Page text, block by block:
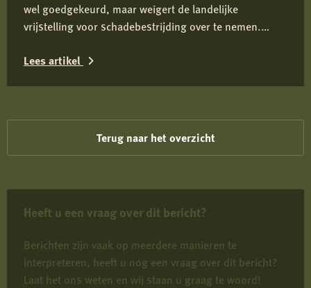
Heeft u een vraag over dit bericht?
Berichten zijn vaak op meerdere manieren te
interpreteren, heeft u nog een vraag over dit bericht?
Laat het ons weten en wij staan u graag te woord!
wel goedgekeurd, maar weigert de landelijke
vrijstelling voor schadebestrijding over te nemen.
juist in een cruciale periode voor weidevogels zoals de
Lees artikel
Provincie
blokkeert
predatiebeheer
negeert
Europese
Terug naar het overzicht